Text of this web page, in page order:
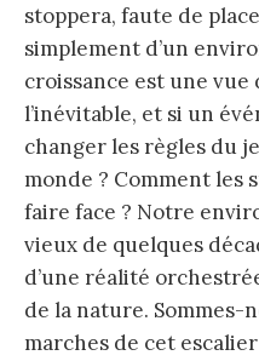
stoppera, faute de
simplement d’un
croissance est une vue
l’inévitable, et si un
changer les règles du
monde ? Comment
faire face ? Notre
vieux de quelques
d’une réalité
de la nature. Sommes-
marches de cet